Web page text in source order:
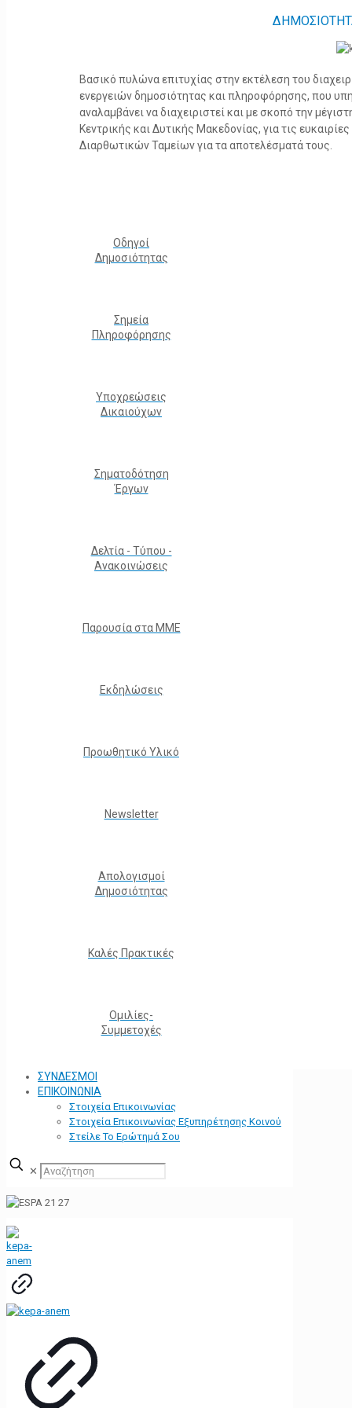
Βασικό πυλώνα επιτυχίας στην εκτέλεση του
ενεργειών δημοσιότητας και πληροφόρησης, που
αναλαμβάνει να διαχειριστεί και με σκοπό την
Κεντρικής και Δυτικής Μακεδονίας, για τις
Διαρθωτικών Ταμείων για τα αποτελέσματά τους.
Οδηγοί
Δημοσιότητας
Σημεία
Πληροφόρησης
Υποχρεώσεις
Δικαιούχων
Σηματοδότηση
Έργων
Δελτία - Τύπου -
Ανακοινώσεις
Παρουσία στα ΜΜΕ
Εκδηλώσεις
Προωθητικό Υλικό
Νewsletter
Απολογισμοί
Δημοσιότητας
Καλές Πρακτικές
Ομιλίες-
Συμμετοχές
ΣΥΝΔΕΣΜΟΙ
ΕΠΙΚΟΙΝΩΝΙΑ
Στοιχεία Επικοινωνίας
Στοιχεία Επικοινωνίας Εξυπηρέτησης Κοινού
Στείλε Το Ερώτημά Σου
✕